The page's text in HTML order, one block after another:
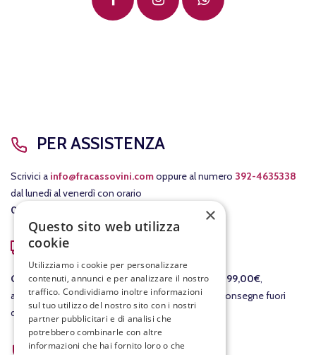
PER ASSISTENZA
Scrivici a info@fracassovini.comoppure al numero 392-4635338
dal lunedì al venerdì con orario
08:00-12:30
COSTI DI SPEDIZIONE
GRATISper le consegne in Italia per ordinisopra i 99,00€,
altrimenti il costo della consegna è di 7,90€. Per consegne fuori
dall'Italia ti invieremo un preventivo separato.
ACQUISTI SICURI
×
Questo sito web utilizza
cookie
Utilizziamo i cookie per personalizzare
contenuti, annunci e per analizzare il nostro
traffico. Condividiamo inoltre informazioni
sul tuo utilizzo del nostro sito con i nostri
partner pubblicitari e di analisi che
potrebbero combinarle con altre
informazioni che hai fornito loro o che